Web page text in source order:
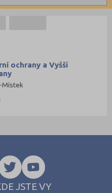
ochrany a Vyšší
Místek
JSTE VY